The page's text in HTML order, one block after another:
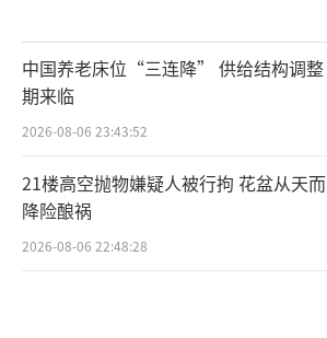
中国养老床位“三连降” 供给结构调整
期来临
2026-08-06 23:43:52
21楼高空抛物嫌疑人被行拘 花盆从天而
降险酿祸
2026-08-06 22:48:28